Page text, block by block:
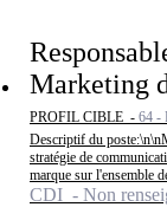
Marketing
PROFIL CIBLE - 64 -
Descriptif du
stratégie de
marque sur l'ensemble
CDI - Non